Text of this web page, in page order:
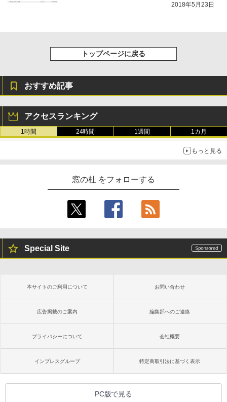
2018年5月23日
トップページに戻る
おすすめ記事
アクセスランキング
1時間 24時間 1週間 1カ月
もっと見る
窓の杜 をフォローする
Special Site
本サイトのご利用について お問い合わせ
広告掲載のご案内 編集部へのご連絡
プライバシーについて 会社概要
インプレスグループ 特定商取引法に基づく表示
PC版で見る